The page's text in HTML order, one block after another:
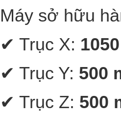
Máy sở hữu
✔ Trục X:
✔ Trục Y: 500
✔ Trục Z: 500